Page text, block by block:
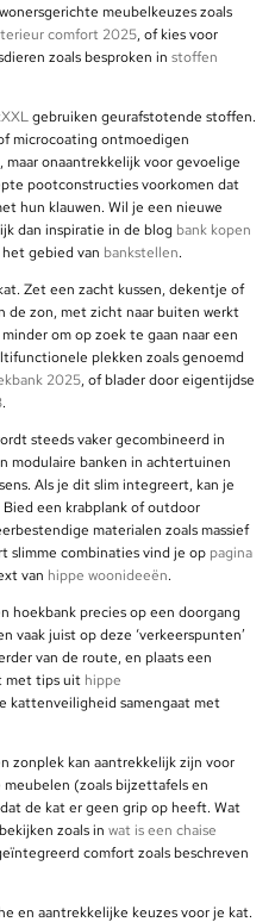
meubelkeuzes zoals
comfort 2025, of kies voor
zoals besproken in stoffen
gebruiken geurafstotende stoffen.
microcoating ontmoedigen
onaantrekkelijk voor gevoelige
pootconstructies voorkomen dat
hun klauwen. Wil je een nieuwe
dan inspiratie in de blog bank kopen
gebied van bankstellen.
Zet een zacht kussen, dekentje of
de zon, met zicht naar buiten werkt
om op zoek te gaan naar een
plekken zoals genoemd
2025, of blader door eigentijdse
.
steeds vaker gecombineerd in
modulaire banken in achtertuinen
Als je dit slim integreert, kan je
een krabplank of outdoor
materialen zoals massief
slimme combinaties vind je op pagina
van hippe woonideeën.
hoekbank precies op een doorgang
vaak juist op deze ‘verkeerspunten’
van de route, en plaats een
met tips uit hippe
kattenveiligheid samengaat met
zonplek kan aantrekkelijk zijn voor
(zoals bijzettafels en
de kat er geen grip op heeft. Wat
zoals in wat is een chaise
comfort zoals beschreven
en aantrekkelijke keuzes voor je kat.